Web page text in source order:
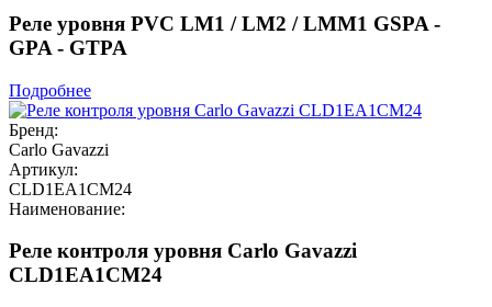
Реле уровня PVC LM1 / LM2 / LMM1 GSPA -
GPA - GTPA
Подробнее
Бренд:
Carlo Gavazzi
Артикул:
CLD1EA1CM24
Наименование:
Реле контроля уровня Carlo Gavazzi
CLD1EA1CM24